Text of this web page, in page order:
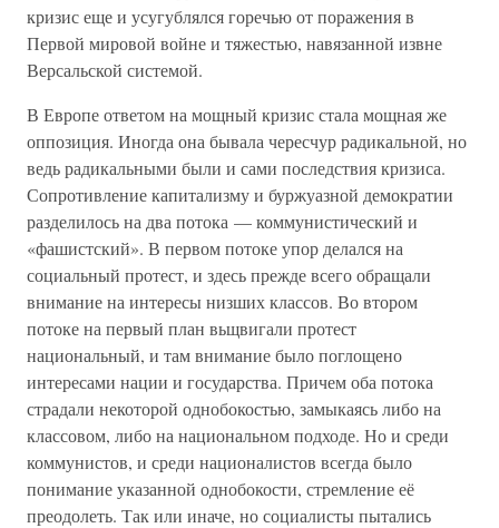
кризис еще и усугублялся горечью от поражения в
Первой мировой войне и тяжестью, навязанной извне
Версальской системой.
В Европе ответом на мощный кризис стала мощная же
оппозиция. Иногда она бывала чересчур радикальной, но
ведь радикальными были и сами последствия кризиса.
Сопротивление капитализму и буржуазной демократии
разделилось на два потока — коммунистический и
«фашистский». В первом потоке упор делался на
социальный протест, и здесь прежде всего обращали
внимание на интересы низших классов. Во втором
потоке на первый план вьщвигали протест
национальный, и там внимание было поглощено
интересами нации и государства. Причем оба потока
страдали некоторой однобокостью, замыкаясь либо на
классовом, либо на национальном подходе. Но и среди
коммунистов, и среди националистов всегда было
понимание указанной однобокости, стремление её
преодолеть. Так или иначе, но социалисты пытались